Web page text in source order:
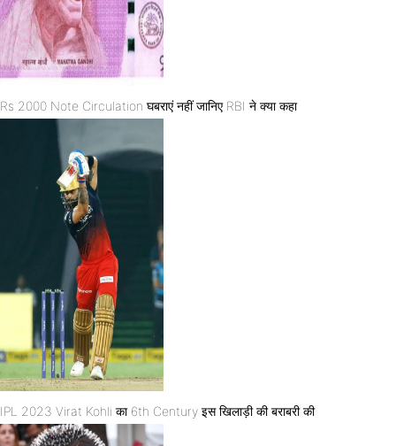
Rs 2000 Note Circulation घबराएं नहीं जानिए RBI ने क्या कहा
IPL 2023 Virat Kohli का 6th Century इस खिलाड़ी की बराबरी की